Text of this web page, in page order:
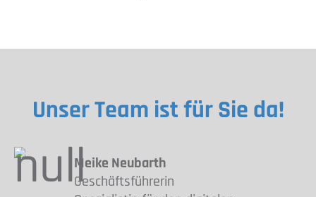
Unser Team ist für Sie da!
Meike Neubarth
Geschäftsführerin